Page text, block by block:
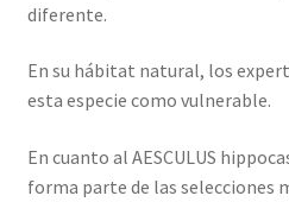
diferente.
En su hábitat natural, los
esta especie como vulnerable.
En cuanto al AESCULUS
forma parte de las selecciones